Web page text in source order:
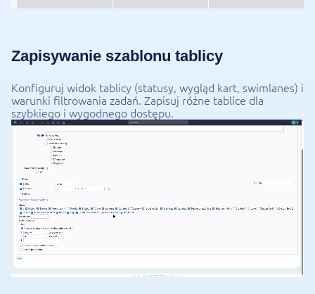
Zapisywanie szablonu tablicy
Konfiguruj widok tablicy (statusy, wygląd kart, swimlanes) i
warunki filtrowania zadań. Zapisuj różne tablice dla
szybkiego i wygodnego dostępu.